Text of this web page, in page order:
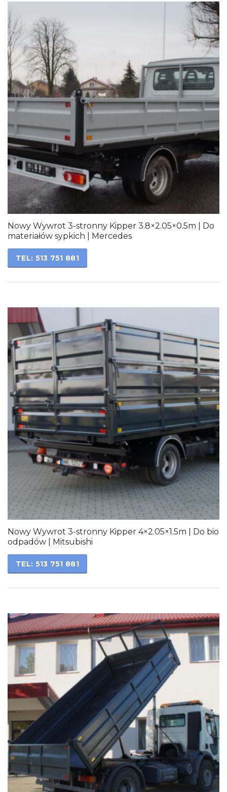
Nowy Wywrot 3-stronny Kipper 3.8×2.05×0.5m | Do
materiałów sypkich | Mercedes
TEL: 513 751 881
Nowy Wywrot 3-stronny Kipper 4×2.05×1.5m | Do bio
odpadów | Mitsubishi
TEL: 513 751 881